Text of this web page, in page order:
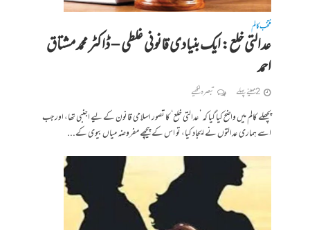
منتخب کالم
عدالتی خلع: ایک بنیادی قانونی غلطی – ڈاکٹر محمد مشتاق
احمد
2 مہینے پہلے تبصرہ لکھیے
پچھلے کالم میں واضح کیا گیا کہ ’عدالتی خلع‘ کا تصور اسلامی قانون کے لیے اجنبی تھا، اور جب
اسے ہماری عدالتوں نے ایجاد کیا، تو اس کے پیچھے مفروضہ میاں بیوی کے...